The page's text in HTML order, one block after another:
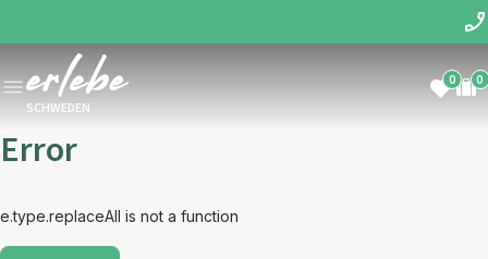
SCHWEDEN
0 0
Error
e.type.replaceAll is not a function